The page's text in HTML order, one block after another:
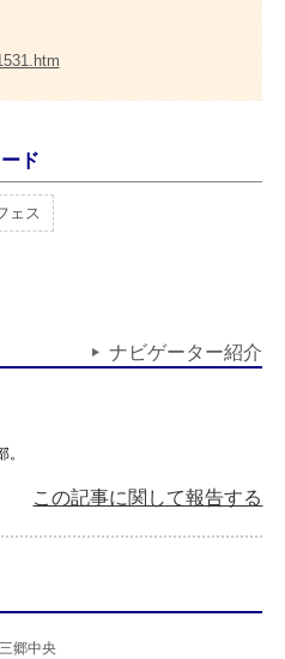
ド
ェス
ナビゲーター紹介
この記事に関して報告する
三郷中央